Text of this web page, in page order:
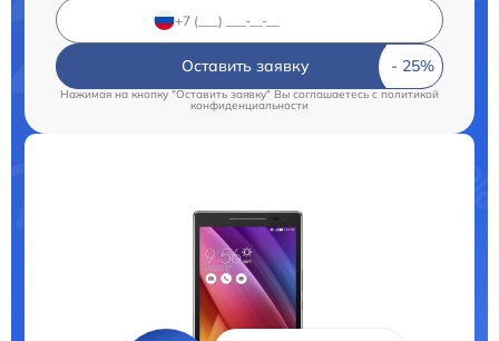
Оставить заявку
Нажимая на кнопку "Оставить заявку" Вы соглашаетесь c политикой
конфиденциальности